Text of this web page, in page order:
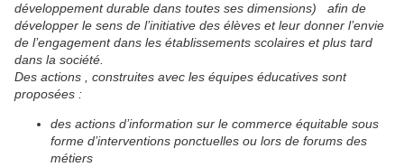
développement durable dans toutes ses dimensions) afin de
développer le sens de l’initiative des élèves et leur donner l’envie
de l’engagement dans les établissements scolaires et plus tard
dans la société.
Des actions , construites avec les équipes éducatives sont
proposées :
des actions d’information sur le commerce équitable sous
forme d’interventions ponctuelles ou lors de forums des
métiers